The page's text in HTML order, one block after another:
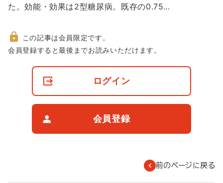
た。効能・効果は2型糖尿病。既存の0.75…
非
この記事は会員限定です。
会員登録すると最後までお読みいただけます。
ログイン
会員登録
前のページに戻る